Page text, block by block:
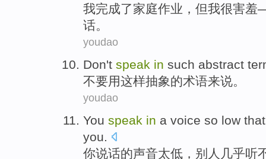
我完成了家庭作业，但我很害
话。
youdao
Don't speak in such abstract
不要用这样抽象的术语来说。
youdao
You speak in a voice so low
you.
你说话的声音太低 ， 别人 几乎听